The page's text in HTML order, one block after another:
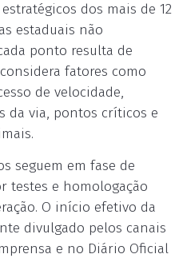
dos mais de 12
estaduais não
ponto resulta de
fatores como
de velocidade,
da via, pontos críticos e
seguem em fase de
testes e homologação
O início efetivo da
divulgado pelos canais
e no Diário Oficial